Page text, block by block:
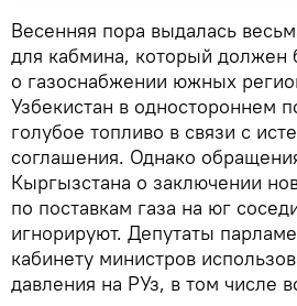
Весенняя пора выдалась
для кабмина, который должен
о газоснабжении южных
Узбекистан в одностороннем
голубое топливо в связи с
соглашения. Однако
Кыргызстана о заключении
по поставкам газа на юг
игнорируют. Депутаты
кабинету министров
давления на РУз, в том числе